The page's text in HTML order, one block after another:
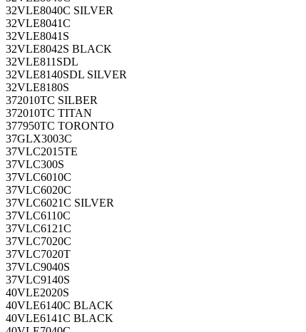
32VLE8040C SILVER
32VLE8041C
32VLE8041S
32VLE8042S BLACK
32VLE811SDL
32VLE8140SDL SILVER
32VLE8180S
372010TC SILBER
372010TC TITAN
377950TC TORONTO
37GLX3003C
37VLC2015TE
37VLC300S
37VLC6010C
37VLC6020C
37VLC6021C SILVER
37VLC6110C
37VLC6121C
37VLC7020C
37VLC7020T
37VLC9040S
37VLC9140S
40VLE2020S
40VLE6140C BLACK
40VLE6141C BLACK